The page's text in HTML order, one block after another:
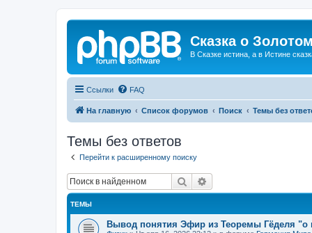
Сказка о
В Сказке истина, а в Истине
Ссылки FAQ
На главную Список форумов Поиск Темы без
Темы без ответов
Перейти к расширенному поиску
Поиск
ТЕМЫ
Вывод понятия Эфир из Теоремы Гёделя "о